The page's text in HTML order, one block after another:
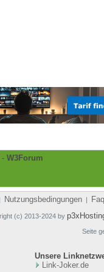
- W3Forum
Nutzungsbedingungen | Faq
(c) 2013-2024 by
Seite
Unsere
Link-Joker.de